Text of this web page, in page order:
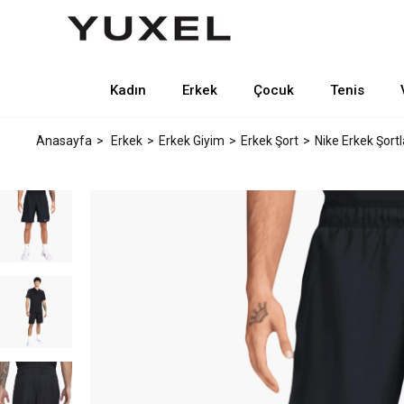
Kadın Erkek Çocuk Tenis
Anasayfa Erkek Erkek Giyim Erkek Şort Nike Erkek